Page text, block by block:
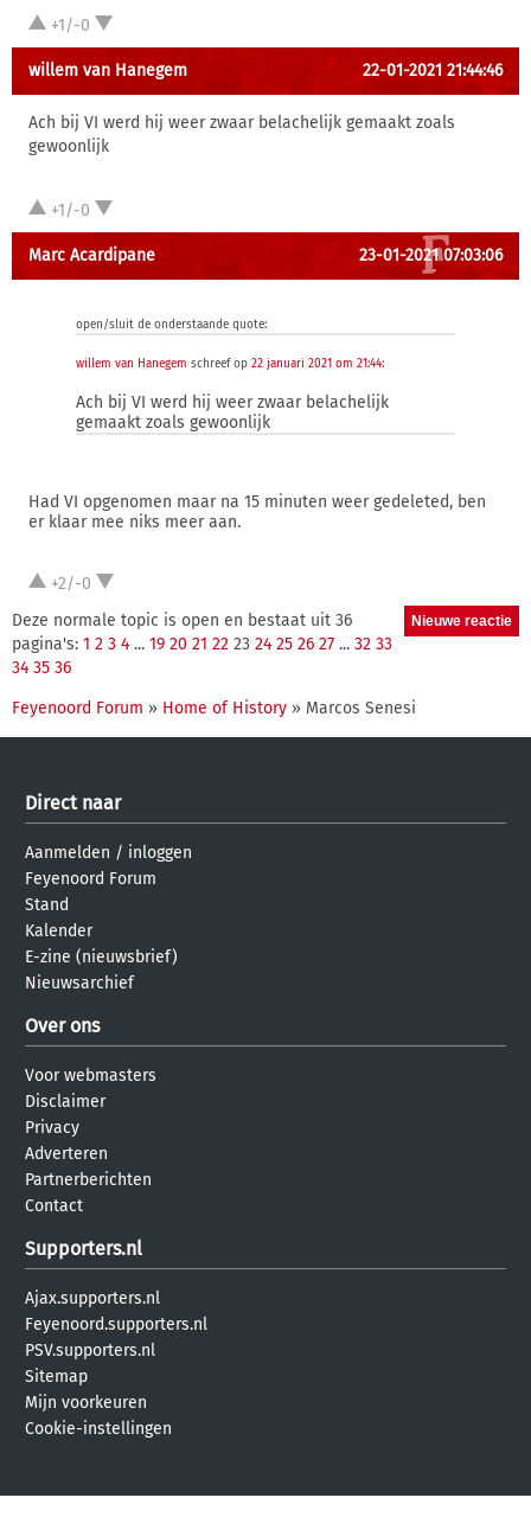
+1/-0
willem van Hanegem 22-01-2021 21:44:46
Ach bij VI werd hij weer zwaar belachelijk gemaakt zoals
gewoonlijk
+1/-0
Marc Acardipane 23-01-2021 07:03:06
open/sluit de onderstaande quote:
willem van Hanegem schreef op 22 januari 2021 om 21:44:
Ach bij VI werd hij weer zwaar belachelijk
gemaakt zoals gewoonlijk
Had VI opgenomen maar na 15 minuten weer gedeleted, ben
er klaar mee niks meer aan.
+2/-0
Deze normale topic is open en bestaat uit 36
pagina's: 1 2 3 4 ... 19 20 21 22 23 24 25 26 27 ... 32 33
34 35 36
Feyenoord Forum » Home of History » Marcos Senesi
Direct naar
Aanmelden / inloggen
Feyenoord Forum
Stand
Kalender
E-zine (nieuwsbrief)
Nieuwsarchief
Over ons
Voor webmasters
Disclaimer
Privacy
Adverteren
Partnerberichten
Contact
Supporters.nl
Ajax.supporters.nl
Feyenoord.supporters.nl
PSV.supporters.nl
Sitemap
Mijn voorkeuren
Cookie-instellingen